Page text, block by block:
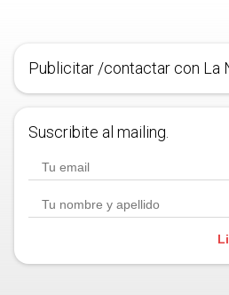
Publicitar /contactar con La
Suscribite al mailing.